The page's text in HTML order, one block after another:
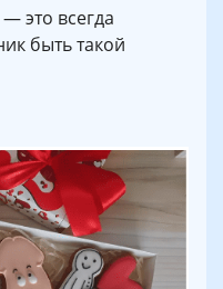
это всегда
быть такой